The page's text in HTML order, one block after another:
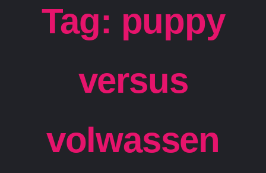
Tag: puppy
versus
volwassen